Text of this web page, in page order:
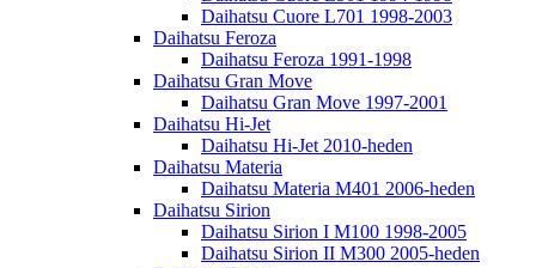
Daihatsu Cuore L701 1998-2003
Daihatsu Feroza
Daihatsu Feroza 1991-1998
Daihatsu Gran Move
Daihatsu Gran Move 1997-2001
Daihatsu Hi-Jet
Daihatsu Hi-Jet 2010-heden
Daihatsu Materia
Daihatsu Materia M401 2006-heden
Daihatsu Sirion
Daihatsu Sirion I M100 1998-2005
Daihatsu Sirion II M300 2005-heden